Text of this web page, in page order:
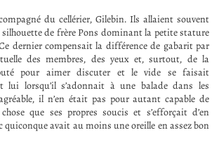
du cellérier, Gilebin. Ils allaient souvent
silhouette de frère Pons dominant la petite stature
dernier compensait la différence de gabarit par
des membres, des yeux et, surtout, de la
pour aimer discuter et le vide se faisait
lui lorsqu’il s’adonnait à une balade dans les
il n’en était pas pour autant capable de
que ses propres soucis et s’efforçait d’en
quiconque avait au moins une oreille en assez bon